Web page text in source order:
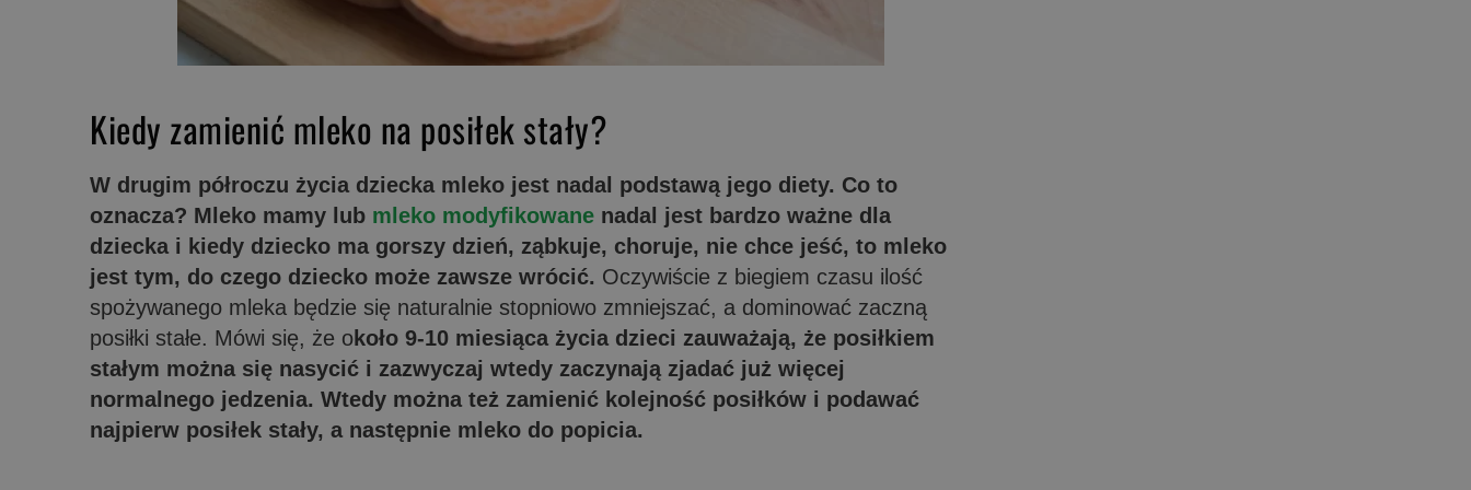
Kiedy zamienić mleko na posiłek stały?
W drugim półroczu życia dziecka mleko jest nadal podstawą jego diety. Co to
oznacza? Mleko mamy lub mleko modyfikowane nadal jest bardzo ważne dla
dziecka i kiedy dziecko ma gorszy dzień, ząbkuje, choruje, nie chce jeść, to mleko
jest tym, do czego dziecko może zawsze wrócić. Oczywiście z biegiem czasu ilość
spożywanego mleka będzie się naturalnie stopniowo zmniejszać, a dominować zaczną
posiłki stałe. Mówi się, że około 9-10 miesiąca życia dzieci zauważają, że posiłkiem
stałym można się nasycić i zazwyczaj wtedy zaczynają zjadać już więcej
normalnego jedzenia. Wtedy można też zamienić kolejność posiłków i podawać
najpierw posiłek stały, a następnie mleko do popicia.